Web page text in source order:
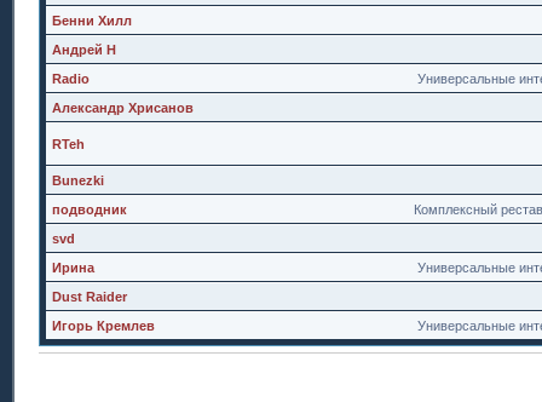
Бенни Хилл
Андрей Н
Универсальные
Radio
Александр Хрисанов
RTeh
Bunezki
Комплексный
подводник
svd
Универсальные
Ирина
Dust Raider
Универсальные
Игорь Кремлев